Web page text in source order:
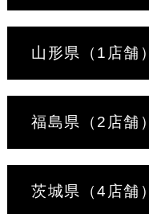
山形県（1店舗）
福島県（2店舗）
茨城県（4店舗）